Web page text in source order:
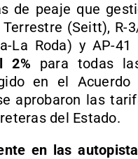
de peaje que
(Seitt), R-
La Roda) y AP-41
2% para todas
en el Acuerdo
aprobaron las
del Estado.
en las